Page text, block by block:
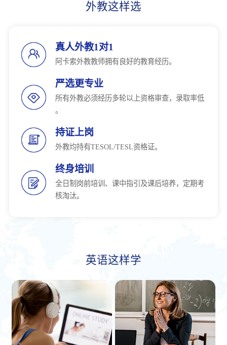
外教这样选
真人外教1对1
阿卡索外教教师拥有良好的教育经历。
严选更专业
所有外教必须经历多轮以上资格审查，录取率低
。
持证上岗
外教均持有TESOL/TESL资格证。
终身培训
全日制岗前培训、课中指引及课后培养，定期考
核淘汰。
英语这样学